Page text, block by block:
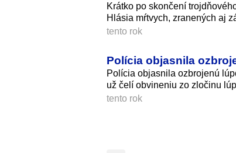
Krátko po skončení
Hlásia mŕtvych, zranených aj
tento rok
Polícia objasnila
Polícia objasnila ozbrojenú
už čelí obvineniu zo zločinu
tento rok